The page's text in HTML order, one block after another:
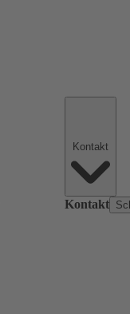
Kontakt